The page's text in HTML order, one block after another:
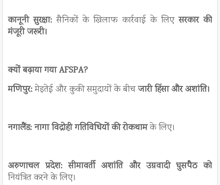
कानूनी सुरक्षा:सैनिकों के खिलाफ कार्रवाई के लिएसरकार की
मंजूरी जरूरी।
क्यों बढ़ाया गया AFSPA?
मणिपुर:मेइतेई और कुकी समुदायों के बीचजारी हिंसा और अशांति।
नगालैंड:नागा विद्रोही गतिविधियों की रोकथामके लिए।
अरुणाचल प्रदेश: सीमावर्ती अशांति और उग्रवादी घुसपैठ को
नियंत्रित करने के लिए।